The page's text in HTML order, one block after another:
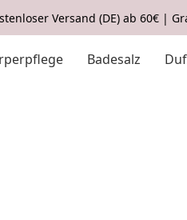
Versand (DE) ab 60€ |
Badesalz